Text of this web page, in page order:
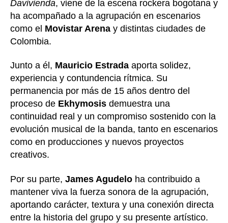
Davivienda, viene de la escena rockera bogotana y
ha acompañado a la agrupación en escenarios
como el Movistar Arena y distintas ciudades de
Colombia.
Junto a él, Mauricio Estrada aporta solidez,
experiencia y contundencia rítmica. Su
permanencia por más de 15 años dentro del
proceso de Ekhymosis demuestra una
continuidad real y un compromiso sostenido con la
evolución musical de la banda, tanto en escenarios
como en producciones y nuevos proyectos
creativos.
Por su parte, James Agudelo ha contribuido a
mantener viva la fuerza sonora de la agrupación,
aportando carácter, textura y una conexión directa
entre la historia del grupo y su presente artístico.